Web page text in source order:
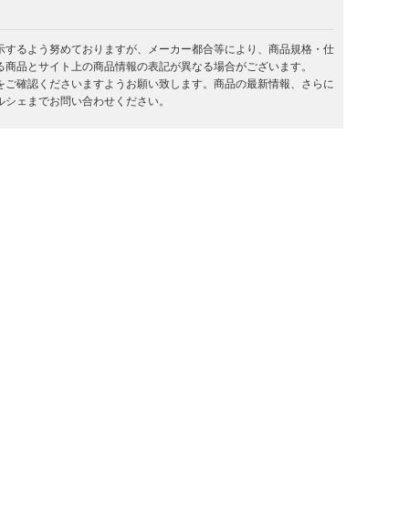
るよう努めておりますが、メーカー都合等により、商品規格・仕
品とサイト上の商品情報の表記が異なる場合がございます。
確認くださいますようお願い致します。商品の最新情報、さらに
ェまでお問い合わせください。